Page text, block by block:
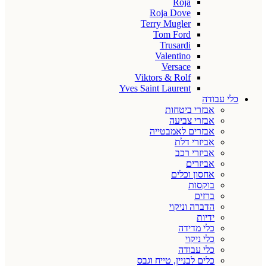
Roja
Roja Dove
Terry Mugler
Tom Ford
Trusardi
Valentino
Versace
Viktors & Rolf
Yves Saint Laurent
כלי עבודה
אבזרי ביטחות
אבזרי צביעה
אבזרים לאמבטייה
אביזרי דלת
אביזרי רכב
אביזרים
אחסון וכלים
בוקסות
ברזים
הדברה וניקוי
ידיות
כלי מדידה
כלי ניקוי
כלי עבודה
כלים לבניין, טייח וגבס